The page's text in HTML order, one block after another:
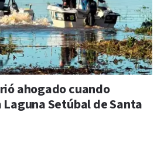
ahogado cuando
Setúbal de Santa